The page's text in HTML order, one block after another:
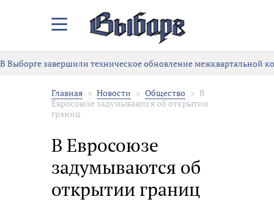
Закрыть/
меню
В Выборге завершили техническое обновление межквартальной
Главная Новости Общество
В
Евросоюзе задумываются об открытии
границ
В Евросоюзе
задумываются об
открытии границ